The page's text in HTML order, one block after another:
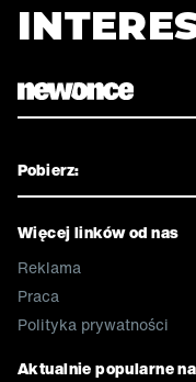
Pobierz:
Więcej linków od nas
Reklama
Praca
Polityka prywatności
Aktualnie popularne